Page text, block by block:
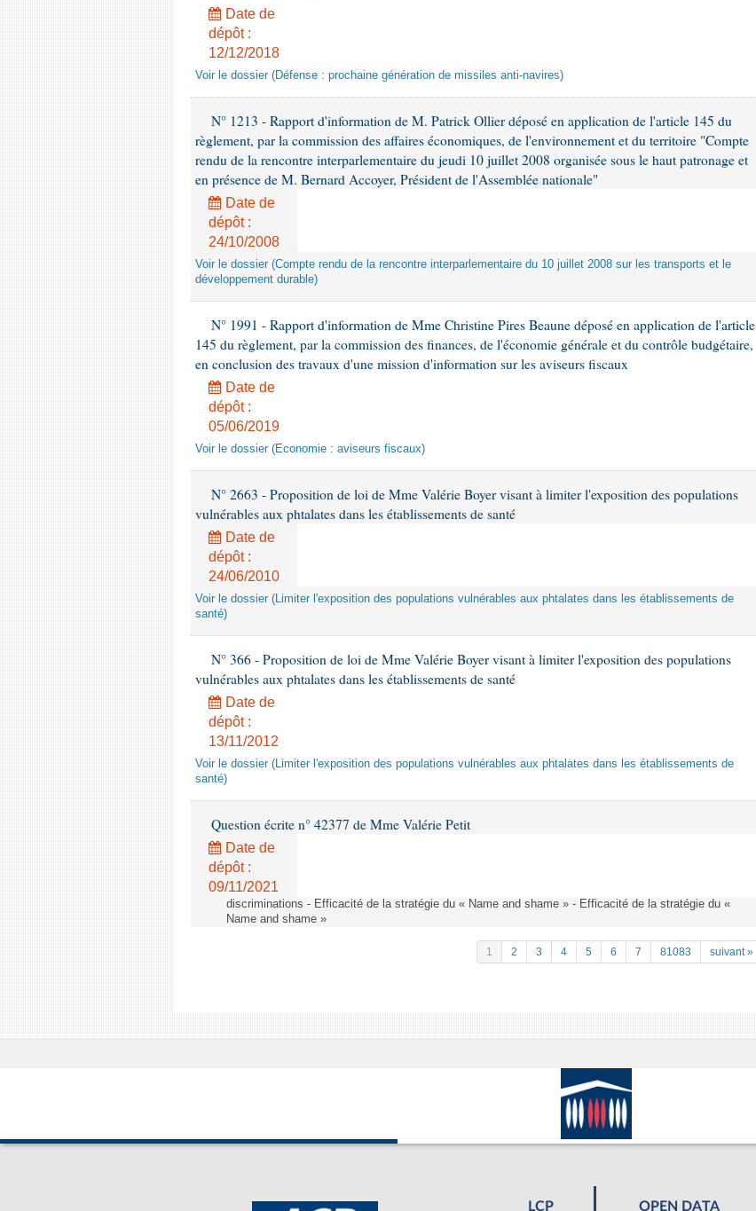
Date de
dépôt :
12/12/2018
Voir le dossier (Défense : prochaine génération de missiles anti-navires)
N° 1213 - Rapport d'information de M. Patrick Ollier déposé en application de l'article 145 du
règlement, par la commission des affaires économiques, de l'environnement et du territoire "Compte
rendu de la rencontre interparlementaire du jeudi 10 juillet 2008 organisée sous le haut patronage et
en présence de M. Bernard Accoyer, Président de l'Assemblée nationale"
Date de
dépôt :
24/10/2008
Voir le dossier (Compte rendu de la rencontre interparlementaire du 10 juillet 2008 sur les transports et le
développement durable)
N° 1991 - Rapport d'information de Mme Christine Pires Beaune déposé en application de l'article
145 du règlement, par la commission des finances, de l'économie générale et du contrôle budgétaire,
en conclusion des travaux d'une mission d'information sur les aviseurs fiscaux
Date de
dépôt :
05/06/2019
Voir le dossier (Economie : aviseurs fiscaux)
N° 2663 - Proposition de loi de Mme Valérie Boyer visant à limiter l'exposition des populations
vulnérables aux phtalates dans les établissements de santé
Date de
dépôt :
24/06/2010
Voir le dossier (Limiter l'exposition des populations vulnérables aux phtalates dans les établissements de
santé)
N° 366 - Proposition de loi de Mme Valérie Boyer visant à limiter l'exposition des populations
vulnérables aux phtalates dans les établissements de santé
Date de
dépôt :
13/11/2012
Voir le dossier (Limiter l'exposition des populations vulnérables aux phtalates dans les établissements de
santé)
Question écrite n° 42377 de Mme Valérie Petit
Date de
dépôt :
09/11/2021
discriminations - Efficacité de la stratégie du « Name and shame » - Efficacité de la stratégie du «
Name and shame »
1 2 3 4 5 6 7 81083 suivant »
LCP OPEN DATA